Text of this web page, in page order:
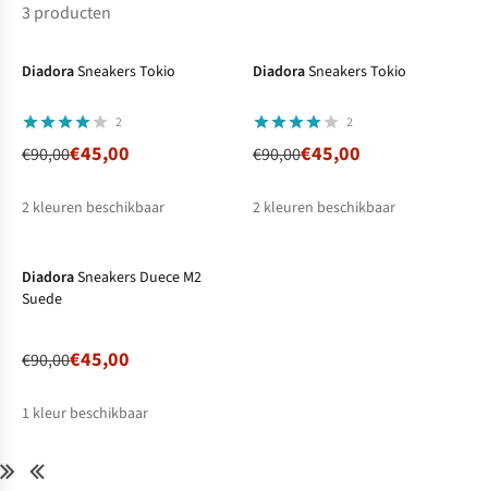
3 producten
-50%
DiadoraSneakers Tokio
2
€90,00€45,00
2 kleuren beschikbaar
DiadoraSneakers Tokio
2
€90,00€45,00
2 kleuren beschikbaar
DiadoraSneakers Duece M2
Suede
€90,00€45,00
1 kleur beschikbaar